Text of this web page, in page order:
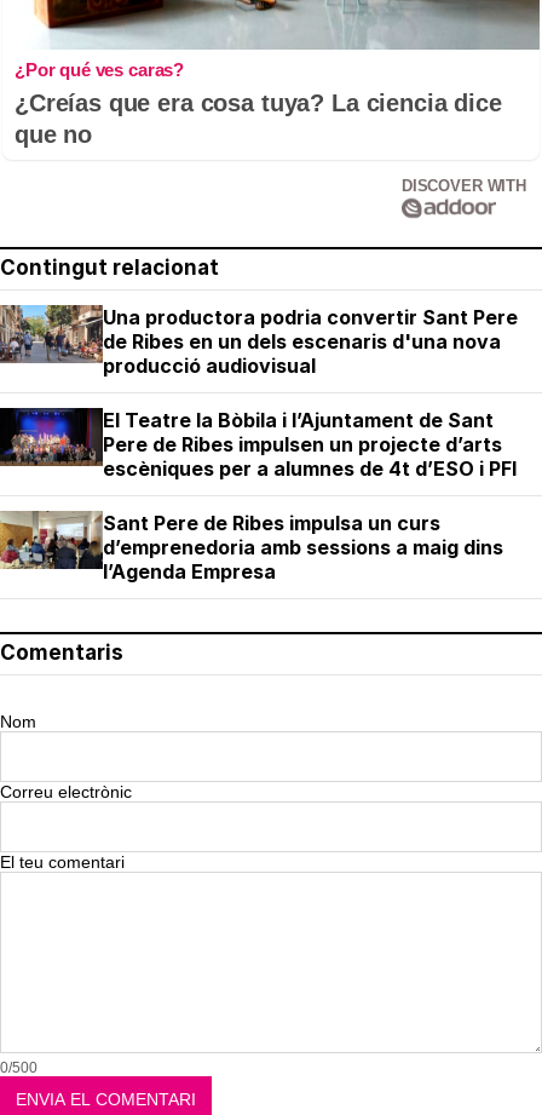
¿Por qué ves caras?
¿Creías que era cosa tuya? La ciencia dice
que no
DISCOVER WITH
Contingut relacionat
Una productora podria convertir Sant Pere
de Ribes en un dels escenaris d'una nova
producció audiovisual
El Teatre la Bòbila i l’Ajuntament de Sant
Pere de Ribes impulsen un projecte d’arts
escèniques per a alumnes de 4t d’ESO i PFI
Sant Pere de Ribes impulsa un curs
d’emprenedoria amb sessions a maig dins
l’Agenda Empresa
Comentaris
Nom
Correu electrònic
El teu comentari
0/500